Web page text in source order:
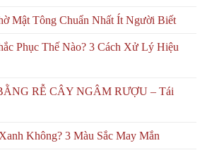
Mật Tông Chuẩn Nhất Ít Người Biết
Phục Thế Nào? 3 Cách Xử Lý Hiệu
RỄ CÂY NGÂM RƯỢU – Tái
Không? 3 Màu Sắc May Mắn